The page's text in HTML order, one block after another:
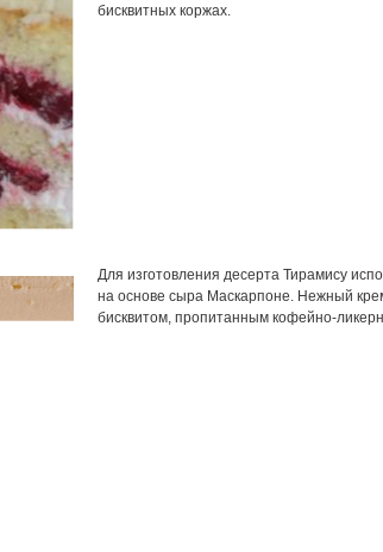
бисквитных коржах.
Для изготовления десерта Тирамису
на основе сыра Маскарпоне. Нежный
бисквитом, пропитанным кофейно-